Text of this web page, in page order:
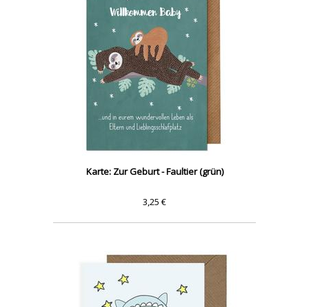
Karte: Zur Geburt - Faultier (grün)
3,25 €